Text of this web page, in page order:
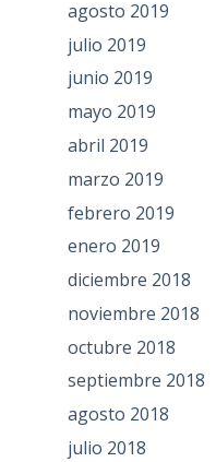
agosto 2019
julio 2019
junio 2019
mayo 2019
abril 2019
marzo 2019
febrero 2019
enero 2019
diciembre 2018
noviembre 2018
octubre 2018
septiembre 2018
agosto 2018
julio 2018